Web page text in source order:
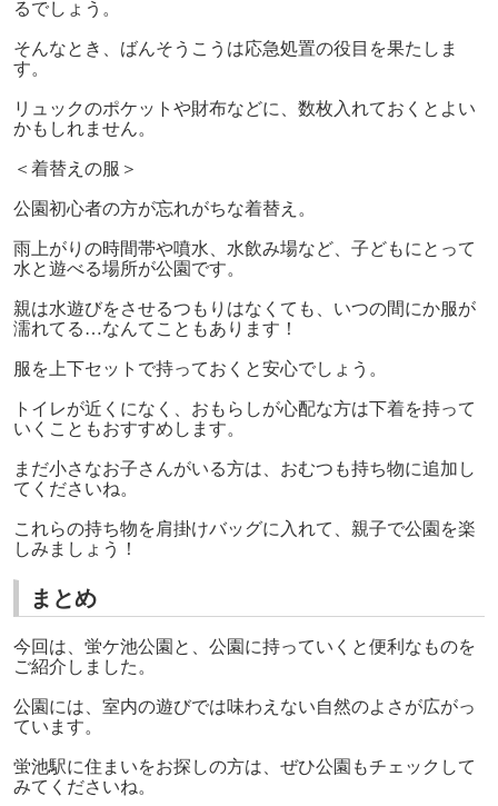
るでしょう。
そんなとき、ばんそうこうは応急処置の役目を果たしま
す。
リュックのポケットや財布などに、数枚入れておくとよい
かもしれません。
＜着替えの服＞
公園初心者の方が忘れがちな着替え。
雨上がりの時間帯や噴水、水飲み場など、子どもにとって
水と遊べる場所が公園です。
親は水遊びをさせるつもりはなくても、いつの間にか服が
濡れてる…なんてこともあります！
服を上下セットで持っておくと安心でしょう。
トイレが近くになく、おもらしが心配な方は下着を持って
いくこともおすすめします。
まだ小さなお子さんがいる方は、おむつも持ち物に追加し
てくださいね。
これらの持ち物を肩掛けバッグに入れて、親子で公園を楽
しみましょう！
まとめ
今回は、蛍ケ池公園と、公園に持っていくと便利なものを
ご紹介しました。
公園には、室内の遊びでは味わえない自然のよさが広がっ
ています。
蛍池駅に住まいをお探しの方は、ぜひ公園もチェックして
みてくださいね。